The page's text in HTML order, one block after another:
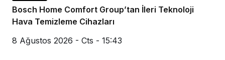
Bosch Home Comfort Group’tan İleri Teknoloji
Hava Temizleme Cihazları
8 Ağustos 2026 - Cts - 15:43